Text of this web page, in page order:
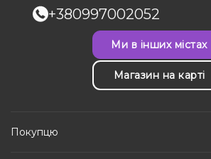
+380997002052
Ми в інших містах
Магазин на карті
Покупцю